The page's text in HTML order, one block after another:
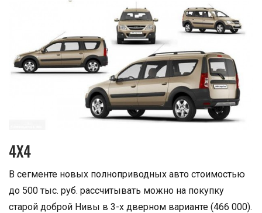
4Х4
В сегменте новых полноприводных авто стоимостью
до 500 тыс. руб. рассчитывать можно на покупку
старой доброй Нивы в 3-х дверном варианте (466 000).